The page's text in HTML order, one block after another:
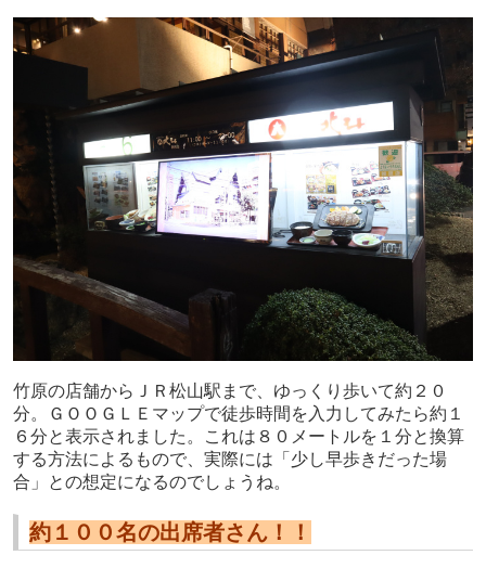
竹原の店舗からＪＲ松山駅まで、ゆっくり歩いて約２０
分。ＧＯＯＧＬＥマップで徒歩時間を入力してみたら約１
６分と表示されました。これは８０メートルを１分と換算
する方法によるもので、実際には「少し早歩きだった場
合」との想定になるのでしょうね。
約１００名の出席者さん！！